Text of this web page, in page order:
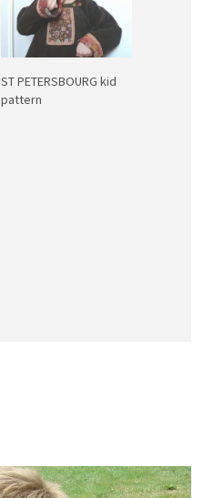
ST PETERSBOURG kid
pattern